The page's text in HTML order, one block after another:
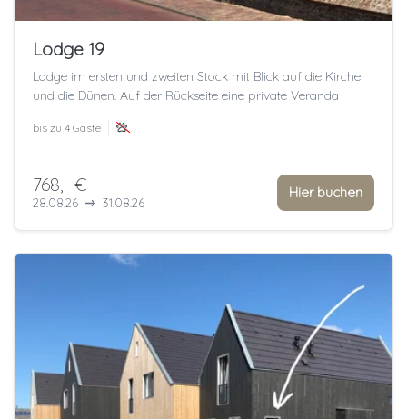
Lodge 19
Lodge im ersten und zweiten Stock mit Blick auf die Kirche
und die Dünen. Auf der Rückseite eine private Veranda
bis zu 4 Gäste
768,- €
28.08.26 31.08.26
Hier buchen